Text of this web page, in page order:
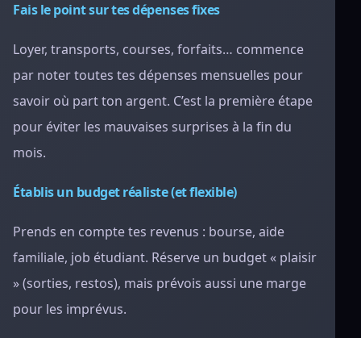
Fais le point sur tes dépenses fixes
Loyer, transports, courses, forfaits… commence
par noter toutes tes dépenses mensuelles pour
savoir où part ton argent. C’est la première étape
pour éviter les mauvaises surprises à la fin du
mois.
Établis un budget réaliste (et flexible)
Prends en compte tes revenus : bourse, aide
familiale, job étudiant. Réserve un budget « plaisir
» (sorties, restos), mais prévois aussi une marge
pour les imprévus.